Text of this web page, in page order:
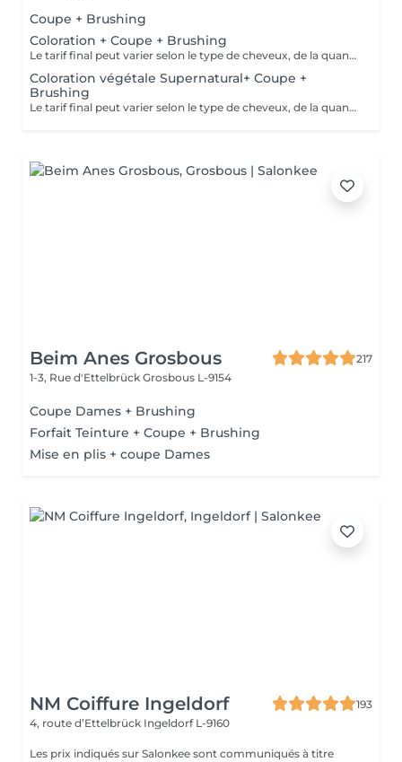
Coupe + Brushing
Coloration + Coupe + Brushing
Le tarif final peut varier selon le type de cheveux, de la quantité de produit utilisée et de la création finalement réalisée.
Coloration végétale Supernatural+ Coupe +
Brushing
Le tarif final peut varier selon le type de cheveux, de la quantité de produit utilisée et de la création finalement réalisée.
Beim Anes Grosbous
217
1-3, Rue d'Ettelbrück Grosbous L-9154
Coupe Dames + Brushing
Forfait Teinture + Coupe + Brushing
Mise en plis + coupe Dames
NM Coiffure Ingeldorf
193
4, route d’Ettelbrück Ingeldorf L-9160
Les prix indiqués sur Salonkee sont communiqués à titre